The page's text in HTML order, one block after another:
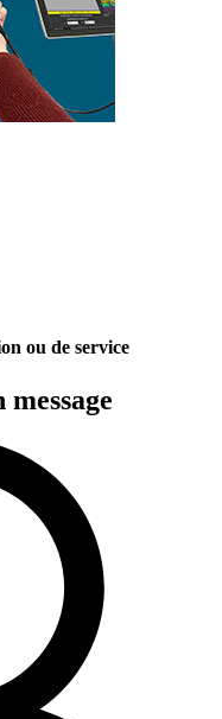
ou de service
message